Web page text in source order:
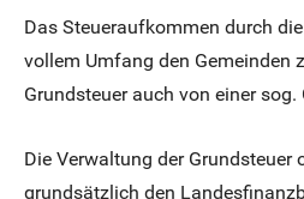
Das Steueraufkommen durch
vollem Umfang den Gemeinden
Grundsteuer auch von einer
Die Verwaltung der Grundsteuer
grundsätzlich den